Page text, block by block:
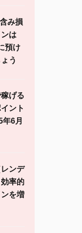
み損
は
預け
う
げる
ント
6月
ンデ
率的
を増